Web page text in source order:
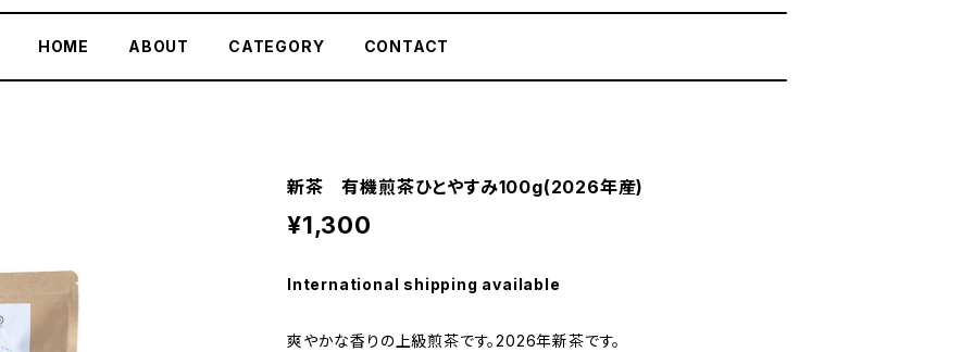
HOME ABOUT CATEGORY CONTACT
新茶 有機煎茶ひとやすみ100g(2026年産)
¥1,300
International shipping available
爽やかな香りの上級煎茶です。2026年新茶です。